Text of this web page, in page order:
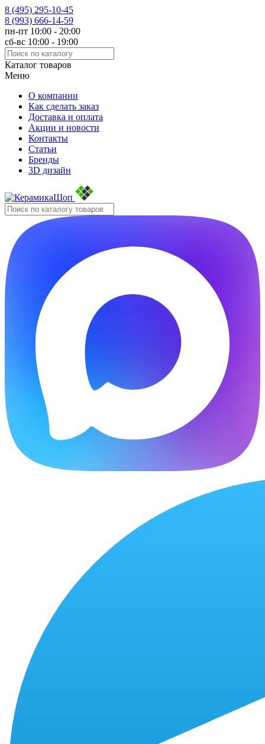
8 (495) 295-10-45
8 (993) 666-14-59
пн-пт 10:00 - 20:00
сб-вс 10:00 - 19:00
Каталог товаров
Меню
О компании
Как сделать заказ
Доставка и оплата
Акции и новости
Контакты
Статьи
Бренды
3D дизайн